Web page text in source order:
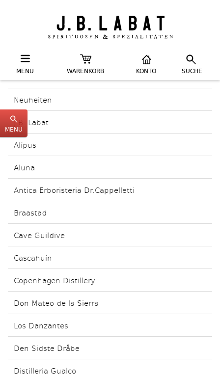
MENU WARENKORB KONTO SUCHE
Neuheiten
J.B. Labat
Alípus
Aluna
Antica Erboristeria Dr.Cappelletti
Braastad
Cave Guildive
Cascahuín
Copenhagen Distillery
Don Mateo de la Sierra
Los Danzantes
Den Sidste Dråbe
Distilleria Gualco
MENU